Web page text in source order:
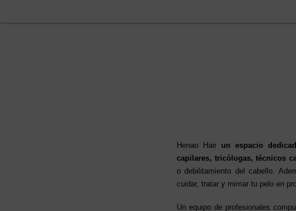
Henao Hair un espacio
capilares, tricólogas, técnicos
o debilitamiento del cabello.
cuidar, tratar y mimar tu pelo en
Un equipo de profesionales